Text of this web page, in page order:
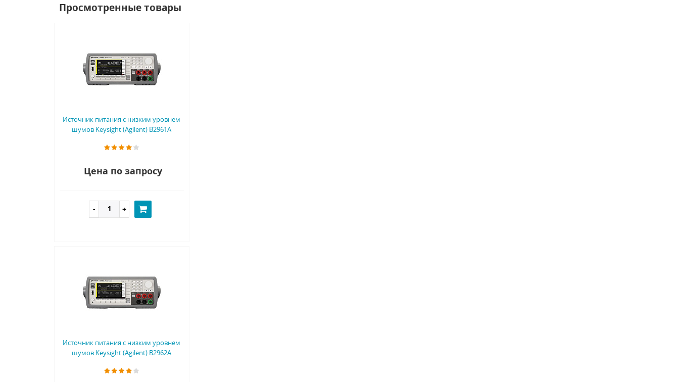
Просмотренные товары
Источник питания с низким уровнем
шумов Keysight (Agilent) B2961A
Цена по запросу
Источник питания с низким уровнем
шумов Keysight (Agilent) B2962A